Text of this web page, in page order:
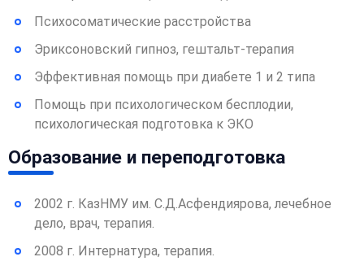
Психосоматические расстройства
Эриксоновский гипноз, гештальт-терапия
Эффективная помощь при диабете 1 и 2 типа
Помощь при психологическом бесплодии,
психологическая подготовка к ЭКО
Образование и переподготовка
2002 г. КазНМУ им. С.Д.Асфендиярова, лечебное
дело, врач, терапия.
2008 г. Интернатура, терапия.